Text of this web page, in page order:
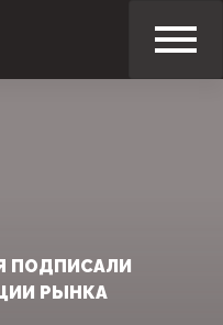
ПОДПИСАЛИ
РЫНКА